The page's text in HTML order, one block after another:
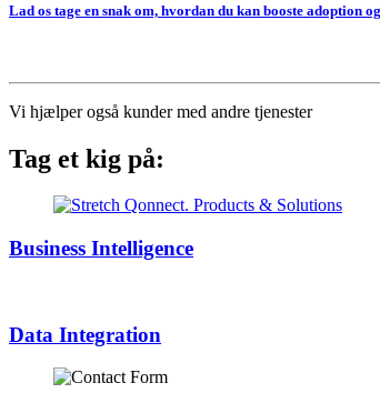
Lad os tage en snak om, hvordan du kan booste
Vi hjælper også kunder med andre tjenester
Tag et kig på:
Business Intelligence
Data Integration